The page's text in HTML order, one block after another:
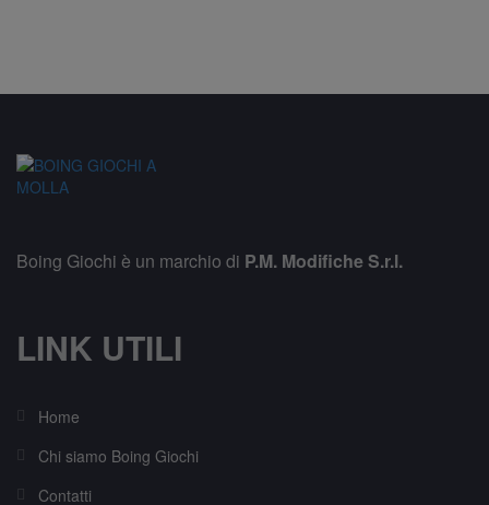
Boing Giochi è un marchio di P.M. Modifiche S.r.l.
LINK UTILI
Home
Chi siamo Boing Giochi
Contatti